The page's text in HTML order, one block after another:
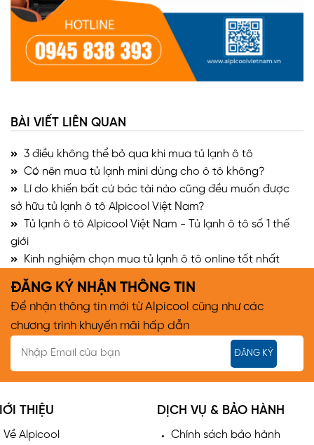
BÀI VIẾT LIÊN QUAN
3 điều không thể bỏ qua khi mua tủ lạnh ô tô
Có nên mua tủ lạnh mini dùng cho ô tô không?
Lí do khiến bất cứ bác tài nào cũng đều muốn được
sở hữu tủ lạnh ô tô Alpicool Việt Nam?
Tủ lạnh ô tô Alpicool Việt Nam - Tủ lạnh ô tô số 1 thế
giới
Kinh nghiệm chọn mua tủ lạnh ô tô online tốt nhất
ĐĂNG KÝ NHẬN THÔNG TIN
Để nhận thông tin mới từ Alpicool cũng như các
chương trình khuyến mãi hấp dẫn
ĐĂNG KÝ
THIỆU
Về Alpicool
DỊCH VỤ & BẢO HÀNH
Chính sách bảo hành